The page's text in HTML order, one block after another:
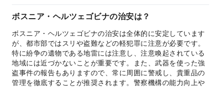
ボスニア・ヘルツェゴビナの治安は？
ボスニア・ヘルツェゴビナの治安は全体的に安定しています
が、都市部ではスリや盗難などの軽犯罪に注意が必要です。
特に紛争の遺物である地雷には注意し、注意喚起されている
地域には近づかないことが重要です。また、武器を使った強
盗事件の報告もありますので、常に周囲に警戒し、貴重品の
管理を徹底することが推奨されます。警察機構の能力向上や